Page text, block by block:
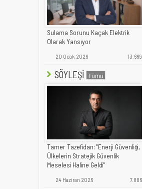
Sulama Sorunu Kaçak Elektrik
Olarak Yansıyor
20 Ocak 2026 13.669
SÖYLEŞİ
Tamer Tazefidan: "Enerji Güvenliği,
Ülkelerin Stratejik Güvenlik
Meselesi Haline Geldi"
24 Haziran 2026 7.886